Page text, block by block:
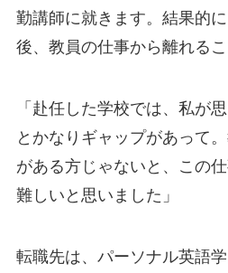
勤講師に就きます。結果的
後、教員の仕事から離れるこ
「赴任した学校では、私が
とかなりギャップがあって
がある方じゃないと、この
難しいと思いました」
転職先は、パーソナル英語